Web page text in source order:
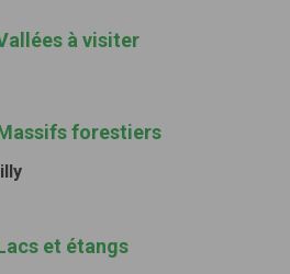
à visiter
forestiers
et étangs